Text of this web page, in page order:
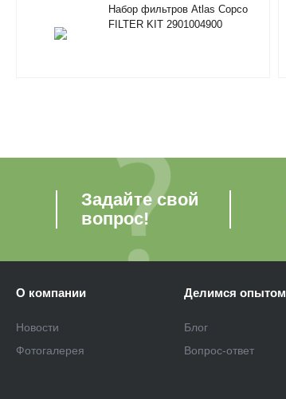
Набор фильтров Atlas Copco
FILTER KIT 2901004900
Задайте свой
вопрос!
О компании
Новости
Фотогалерея
Делимся опытом
Блог
Вопрос-ответ